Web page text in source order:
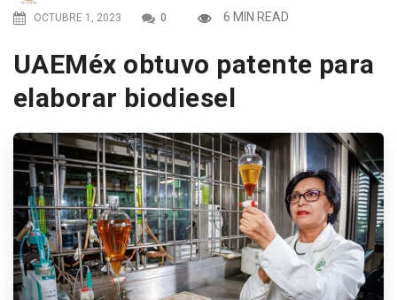
OCTUBRE 1, 2023 0 6 MIN READ
UAEMéx obtuvo patente para
elaborar biodiesel